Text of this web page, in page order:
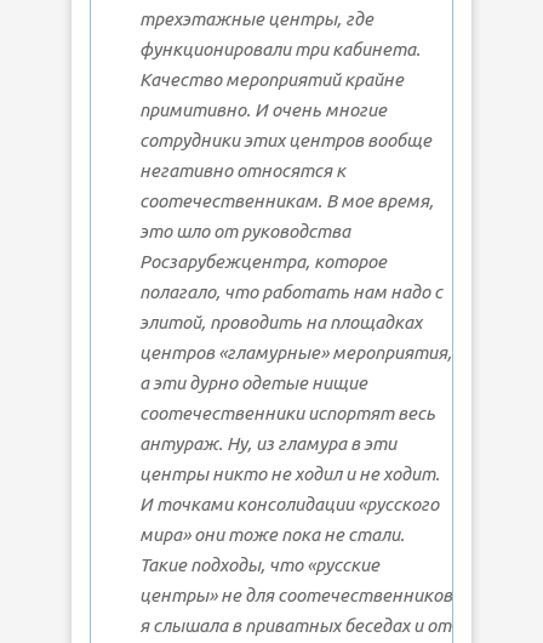
трехэтажные центры, где
функционировали три кабинета.
Качество мероприятий крайне
примитивно. И очень многие
сотрудники этих центров вообще
негативно относятся к
соотечественникам. В мое время,
это шло от руководства
Росзарубежцентра, которое
полагало, что работать нам надо с
элитой, проводить на площадках
центров «гламурные» мероприятия,
а эти дурно одетые нищие
соотечественники испортят весь
антураж. Ну, из гламура в эти
центры никто не ходил и не ходит.
И точками консолидации «русского
мира» они тоже пока не стали.
Такие подходы, что «русские
центры» не для соотечественников
я слышала в приватных беседах и от